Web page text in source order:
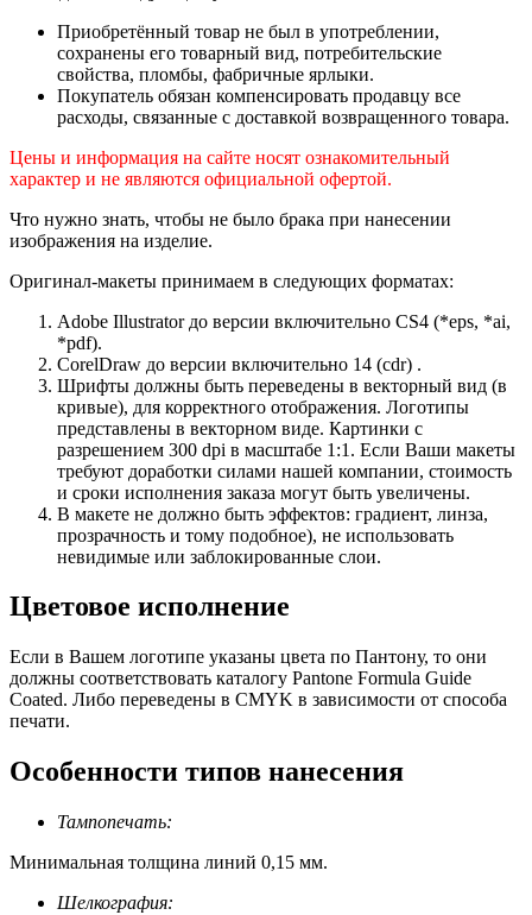
Приобретённый товар не был в употреблении,
сохранены его товарный вид, потребительские
свойства, пломбы, фабричные ярлыки.
Покупатель обязан компенсировать продавцу все
расходы, связанные с доставкой возвращенного товара.
Цены и информация на сайте носят ознакомительный
характер и не являются официальной офертой.
Что нужно знать, чтобы не было брака при нанесении
изображения на изделие.
Оригинал-макеты принимаем в следующих форматах:
Adobe Illustrator до версии включительно CS4 (*eps, *ai,
*pdf).
CorelDraw до версии включительно 14 (cdr) .
Шрифты должны быть переведены в векторный вид (в
кривые), для корректного отображения. Логотипы
представлены в векторном виде. Картинки с
разрешением 300 dpi в масштабе 1:1. Если Ваши макеты
требуют доработки силами нашей компании, стоимость
и сроки исполнения заказа могут быть увеличены.
В макете не должно быть эффектов: градиент, линза,
прозрачность и тому подобное), не использовать
невидимые или заблокированные слои.
Цветовое исполнение
Если в Вашем логотипе указаны цвета по Пантону, то они
должны соответствовать каталогу Pantone Formula Guide
Coated. Либо переведены в CMYK в зависимости от способа
печати.
Особенности типов нанесения
Тампопечать:
Минимальная толщина линий 0,15 мм.
Шелкография: